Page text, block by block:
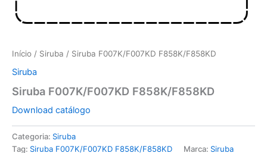
Início / Siruba / Siruba F007K/F007KD F858K/F858KD
Siruba
Siruba F007K/F007KD F858K/F858KD
Download catálogo
Categoria: Siruba
Tag: Siruba F007K/F007KD F858K/F858KD Marca: Siruba